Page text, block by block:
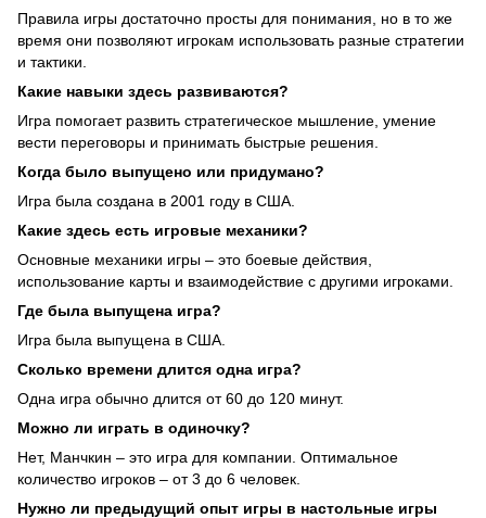
Правила игры достаточно просты для понимания, но в то же
время они позволяют игрокам использовать разные стратегии
и тактики.
Какие навыки здесь развиваются?
Игра помогает развить стратегическое мышление, умение
вести переговоры и принимать быстрые решения.
Когда было выпущено или придумано?
Игра была создана в 2001 году в США.
Какие здесь есть игровые механики?
Основные механики игры – это боевые действия,
использование карты и взаимодействие с другими игроками.
Где была выпущена игра?
Игра была выпущена в США.
Сколько времени длится одна игра?
Одна игра обычно длится от 60 до 120 минут.
Можно ли играть в одиночку?
Нет, Манчкин – это игра для компании. Оптимальное
количество игроков – от 3 до 6 человек.
Нужно ли предыдущий опыт игры в настольные игры